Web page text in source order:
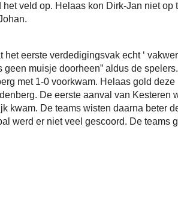
veld op. Helaas kon Dirk-Jan niet op
eerste verdedigingsvak echt ‘
geen muisje doorheen” aldus de
met 1-0 voorkwam. Helaas gold deze
De eerste aanval van Kesteren
kwam. De teams wisten daarna beter
werd er niet veel gescoord. De teams